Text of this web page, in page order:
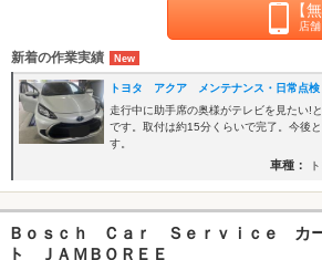
【
店
新着の作業実績
トヨタ アクア メンテナンス・日常点
走行中に助手席の奥様がテレビを見たい!
です。取付は約15分くらいで完了。今後
す。
車種：
Ｂｏｓｃｈ Ｃａｒ Ｓｅｒｖｉｃｅ カ
ト ＪＡＭＢＯＲＥＥ